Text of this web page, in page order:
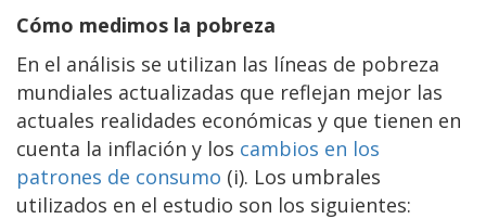
Cómo medimos la pobreza
En el análisis se utilizan las líneas de pobreza
mundiales actualizadas que reflejan mejor las
actuales realidades económicas y que tienen en
cuenta la inflación y los cambios en los
patrones de consumo (i). Los umbrales
utilizados en el estudio son los siguientes: